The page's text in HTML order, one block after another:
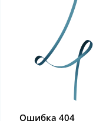
Ошибка 404